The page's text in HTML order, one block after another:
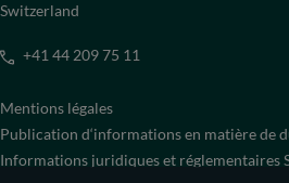
Switzerland
+41 44 209 75 11
Mentions légales
Publication d‘informations en matière de
Informations juridiques et réglementaires